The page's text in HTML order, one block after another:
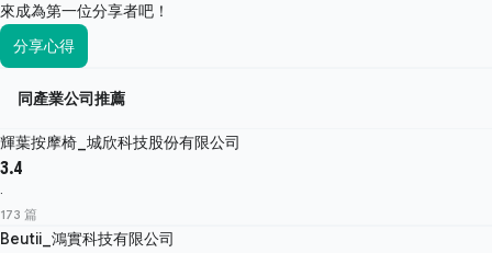
來成為第一位分享者吧！
分享心得
同產業公司推薦
輝葉按摩椅_城欣科技股份有限公司
3.4
·
173 篇
Beutii_鴻實科技有限公司